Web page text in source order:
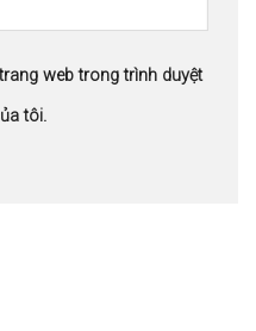
web trong trình duyệt
tôi.